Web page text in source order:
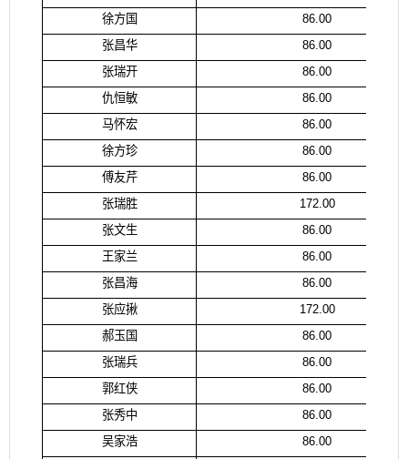
徐方国
86.00
张昌华
86.00
张瑞开
86.00
仇恒敏
86.00
马怀宏
86.00
徐方珍
86.00
傅友芹
86.00
张瑞胜
172.00
张文生
86.00
王家兰
86.00
张昌海
86.00
张应揪
172.00
郝玉国
86.00
张瑞兵
86.00
郭红侠
86.00
张秀中
86.00
吴家浩
86.00